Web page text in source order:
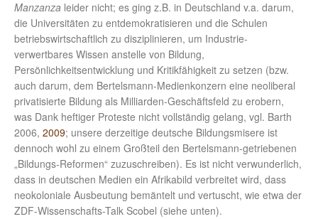
Manzanza leider nicht; es ging z.B. in Deutschland v.a. darum,
die Universitäten zu entdemokratisieren und die Schulen
betriebswirtschaftlich zu disziplinieren, um Industrie-
verwertbares Wissen anstelle von Bildung,
Persönlichkeitsentwicklung und Kritikfähigkeit zu setzen (bzw.
auch darum, dem Bertelsmann-Medienkonzern eine neoliberal
privatisierte Bildung als Milliarden-Geschäftsfeld zu erobern,
was Dank heftiger Proteste nicht vollständig gelang, vgl. Barth
2006, 2009; unsere derzeitige deutsche Bildungsmisere ist
dennoch wohl zu einem Großteil den Bertelsmann-getriebenen
„Bildungs-Reformen“ zuzuschreiben). Es ist nicht verwunderlich,
dass in deutschen Medien ein Afrikabild verbreitet wird, dass
neokoloniale Ausbeutung bemäntelt und vertuscht, wie etwa der
ZDF-Wissenschafts-Talk Scobel (siehe unten).